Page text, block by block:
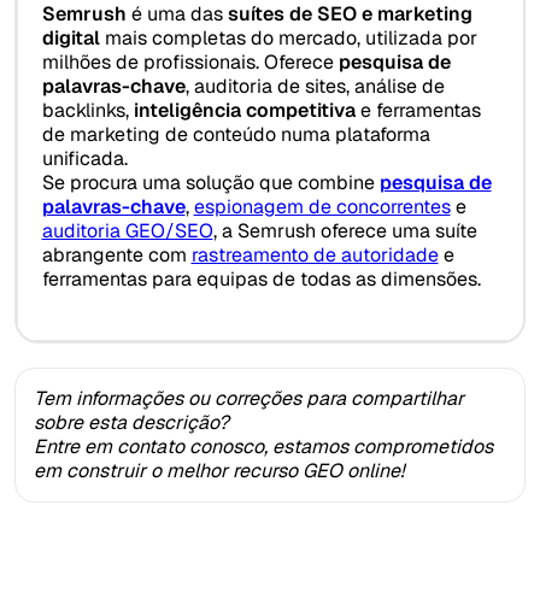
Semrush é uma dassuítes de SEO e marketing
digitalmais completas do mercado, utilizada por
milhões de profissionais. Oferece pesquisa de
palavras-chave, auditoria de sites, análise de
backlinks, inteligência competitivae ferramentas
de marketing de conteúdo numa plataforma
unificada.
Se procura uma solução que combine pesquisa de
palavras-chave,espionagem de concorrentese
auditoria GEO/SEO, a Semrush oferece uma suíte
abrangente com rastreamento de autoridadee
ferramentas para equipas de todas as dimensões.
Tem informações ou correções para compartilhar
sobre esta descrição?
Entre em contato conosco, estamos comprometidos
em construir o melhor recurso GEO online!